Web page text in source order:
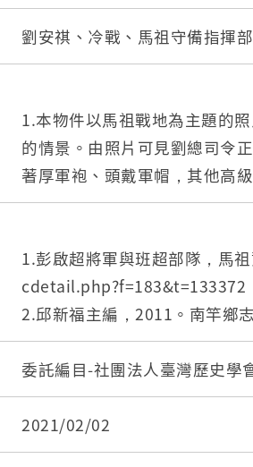
劉安祺、冷戰、馬祖守備指揮
1.本物件以馬祖戰地為主題的
的情景。由照片可見劉總司令
著厚軍袍、頭戴軍帽，其他高
左方的長官應為馬祖守備區彭
2.彭啟超（1913－1982），
5日擔任馬祖守備指揮部指揮官
為中將，對於馬祖地區有諸多
水泥道路鋪設、天后宮重修、
學校牛奶站供應、開訓漁撈班
眾服務站、擴建北竿機場、修
路、改善營區及庫儲設備等。
3.馬祖守備區指揮部成立於民
為戰後初期國共島嶼爭奪中之
1.彭啟超將軍與班超部隊，
cdetail.php?f=183&t=133372
2.邱新福主編，2011。南竿鄉
3.邱新福主編，2011。南竿鄉
公所。
4.駐軍回顧之二：馬祖守備區
http://www.matsu-
162&cat=1（瀏覽日期：
委託編目-社團法人臺灣歷史學
2021/02/02